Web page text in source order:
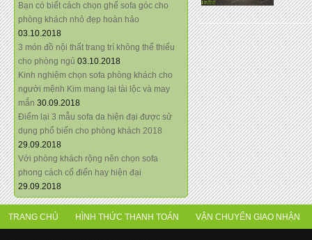
Bạn có biết cách chọn ghế sofa góc cho
phòng khách nhỏ đẹp hoàn hảo
03.10.2018
3 món đồ nội thất trang trí không thể thiếu
cho phòng ngủ 03.10.2018
Kinh nghiệm chọn sofa phòng khách cho
người mệnh Kim mang lại tài lộc và may
mắn 30.09.2018
Điểm lại 3 mẫu sofa da hiện đại được sử
dụng phổ biến cho phòng khách 2018
29.09.2018
Với phòng khách rộng nên chọn sofa
phong cách cổ điển hay hiện đại
29.09.2018
TRANG CHỦ HÌNH THỨC THANH TOÁN VẬN CHUYỂN GIAO NHẬN